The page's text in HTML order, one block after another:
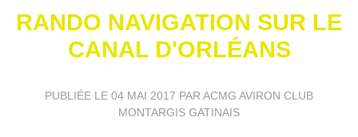
RANDO NAVIGATION SUR LE
CANAL D'ORLÉANS
PUBLIÉE LE 04 MAI 2017 PAR ACMG AVIRON CLUB
MONTARGIS GATINAIS